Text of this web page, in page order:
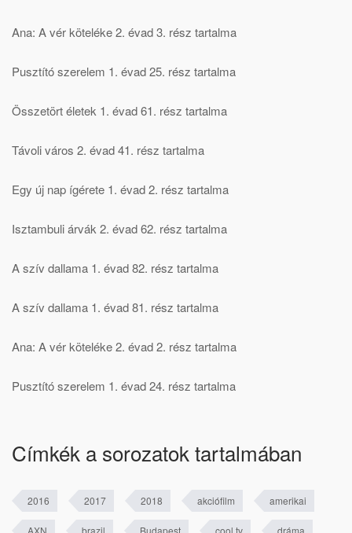
Ana: A vér köteléke 2. évad 3. rész tartalma
Pusztító szerelem 1. évad 25. rész tartalma
Összetört életek 1. évad 61. rész tartalma
Távoli város 2. évad 41. rész tartalma
Egy új nap ígérete 1. évad 2. rész tartalma
Isztambuli árvák 2. évad 62. rész tartalma
A szív dallama 1. évad 82. rész tartalma
A szív dallama 1. évad 81. rész tartalma
Ana: A vér köteléke 2. évad 2. rész tartalma
Pusztító szerelem 1. évad 24. rész tartalma
Címkék a sorozatok tartalmában
2016 2017 2018 akciófilm amerikai
AXN brazil Budapest cool tv dráma